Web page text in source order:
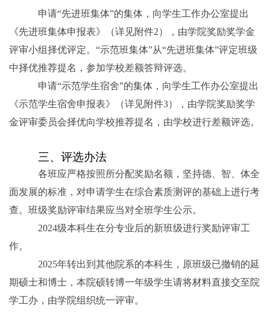
申请“先进班集体”的集体，向学生工作办公室提出
《先进班集体申报表》（详见附件2），由学院奖励奖学金
评审小组择优评定。“示范班集体”从“先进班集体”评定班级
中择优推荐提名，参加学校差额答辩评选。
申请“示范学生宿舍”的集体，向学生工作办公室提出
《示范学生宿舍申报表》（详见附件3），由学院奖励奖学
金评审委员会择优向学校推荐提名，由学校进行差额评选。
三、评选办法
各班应严格按照所分配奖励名额，坚持德、智、体全
面发展的标准，对申请学生在综合素质测评的基础上进行考
查。班级奖励评审结果应当对全班学生公示。
2024级本科生在分专业后的新班级进行奖励评审工
作。
2025年转出到其他院系的本科生，原班级已撤销的延
期硕士和博士，本院硕转博一年级学生请将材料直接交至院
学工办，由学院组织统一评审。